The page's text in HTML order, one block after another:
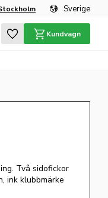
Sverige
Favoriter
Kundvagn
Två sidofickor
ink klubbmärke